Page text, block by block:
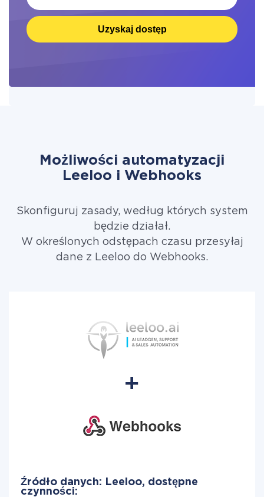
Uzyskaj dostęp
Możliwości automatyzacji
Leeloo i Webhooks
Skonfiguruj zasady, według których system
będzie działał.
W określonych odstępach czasu przesyłaj
dane z Leeloo do Webhooks.
Źródło danych: Leeloo, dostępne
czynności: